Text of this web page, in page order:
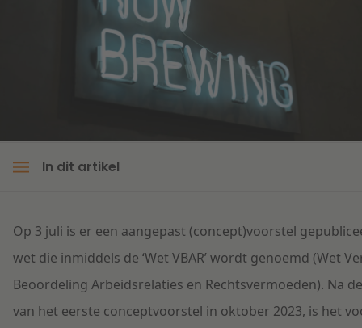
Aansprakelijkheid & Verzekering
Onderwijs
In dit artikel
Op 3 juli is er een aangepast (concept)voorstel
wet die inmiddels de ‘Wet VBAR’ wordt genoemd (Wet
Beoordeling Arbeidsrelaties en Rechtsvermoeden). Na
van het eerste conceptvoorstel in oktober 2023, is het